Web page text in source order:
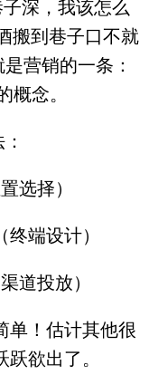
深，我该怎么
搬到巷子口不就
营销的一条：
概念。
选择）
端设计）
道投放）
单！估计其他很
欲出了。